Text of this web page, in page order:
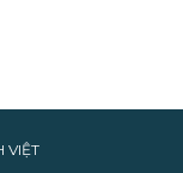
VIỆT